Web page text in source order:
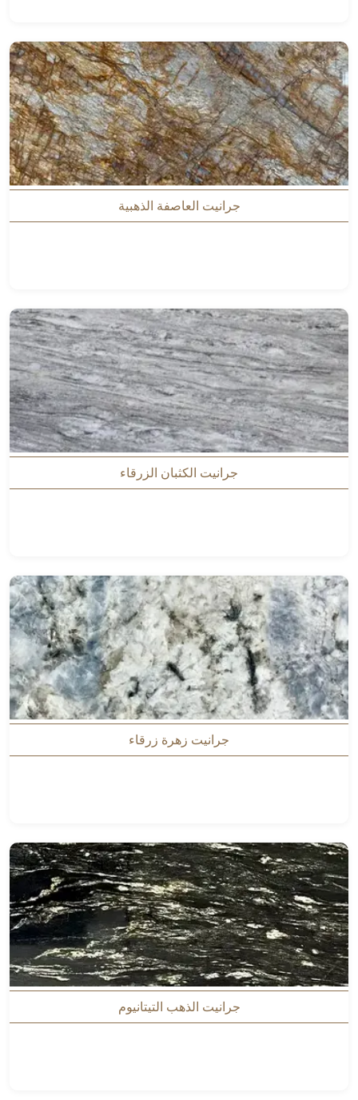
جرانيت العاصفة الذهبية
جرانيت الكثبان الزرقاء
جرانيت زهرة زرقاء
جرانيت الذهب التيتانيوم